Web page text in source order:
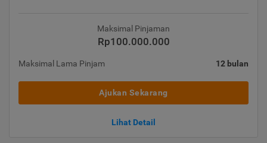
Maksimal Pinjaman
Rp100.000.000
Maksimal Lama Pinjam 12 bulan
Ajukan Sekarang
Lihat Detail